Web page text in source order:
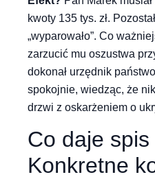
kwoty 135 tys. zł.
„wyparowało”. Co
zarzucić mu oszustwa
dokonał urzędnik
spokojnie, wiedząc, że
drzwi z oskarżeniem o
Co daje
Konkretne